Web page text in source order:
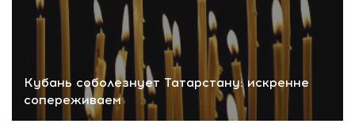
Кубань соболезнует Татарстану: искренне
сопереживаем